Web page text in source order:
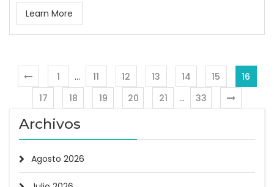
Learn More
1 … 11 12 13 14 15
16
17
18 19 20 21 … 33
Archivos
Agosto 2026